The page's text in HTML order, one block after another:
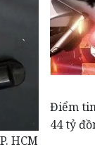
HCM
Điểm
44 tỷ